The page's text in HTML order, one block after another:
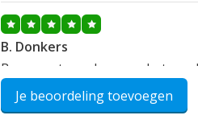
B. Donkers
Ben zeer tevreden over het
verhouding. Ook stevig verpakt
Geplaatst op 18/03/2023
Je beoordeling toevoegen